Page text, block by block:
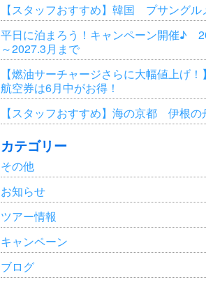
【スタッフおすすめ】韓国 プサングル
平日に泊まろう！キャンペーン開催♪
～2027.3月まで
【燃油サーチャージさらに大幅値上げ
航空券は6月中がお得！
【スタッフおすすめ】海の京都 伊根の
カテゴリー
その他
お知らせ
ツアー情報
キャンペーン
ブログ